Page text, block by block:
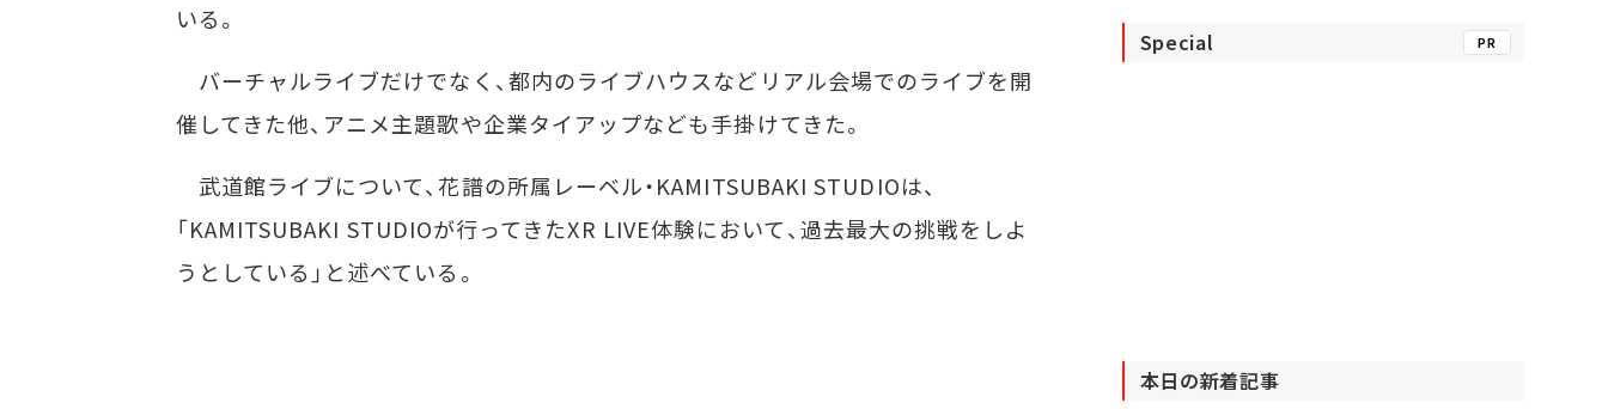
いる。
バーチャルライブだけでなく、都内のライブハウスなどリアル会場でのライブを開
催してきた他、アニメ主題歌や企業タイアップなども手掛けてきた。
武道館ライブについて、花譜の所属レーベル・KAMITSUBAKI STUDIOは、
「KAMITSUBAKI STUDIOが行ってきたXR LIVE体験において、過去最大の挑戦をしよ
うとしている」と述べている。
Special PR
本日の新着記事